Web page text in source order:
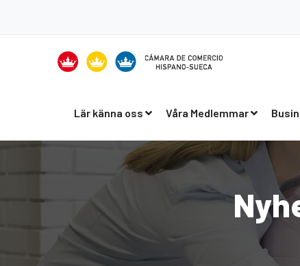
Lär känna oss Våra Medlemmar